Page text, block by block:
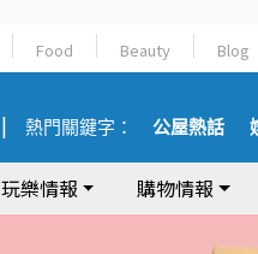
Food Beauty Blog
熱門關鍵字： 公屋熱話
玩樂情報 購物情報